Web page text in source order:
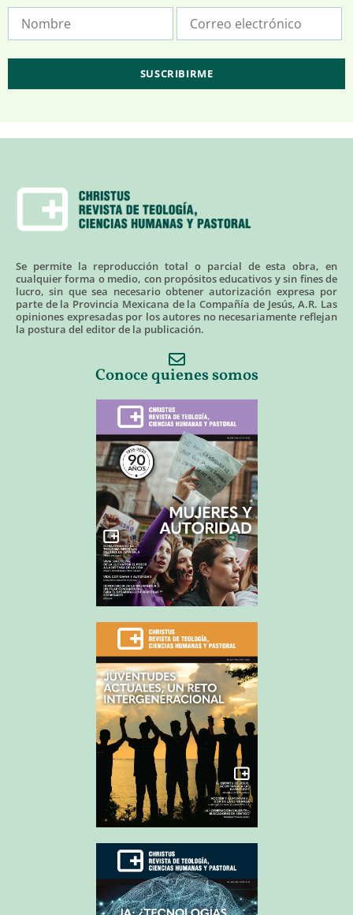
Se permite la reproducción total o parcial de esta obra, en
cualquier forma o medio, con propósitos educativos y sin fines de
lucro, sin que sea necesario obtener autorización expresa por
parte de la Provincia Mexicana de la Compañía de Jesús, A.R. Las
opiniones expresadas por los autores no necesariamente reflejan
la postura del editor de la publicación.
Conoce quienes somos